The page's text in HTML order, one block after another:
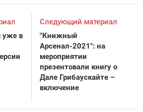
уже в
Следующий материал
"Книжный
Арсенал-2021": на
мероприятии
презентовали книгу о
Дале Грибаускайте –
включение